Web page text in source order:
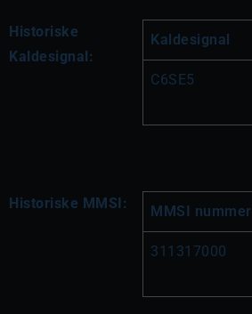
Historiske
Kaldesignal:
Kaldesignal
C6SE5
Historiske MMSI: MMSI nummer
311317000